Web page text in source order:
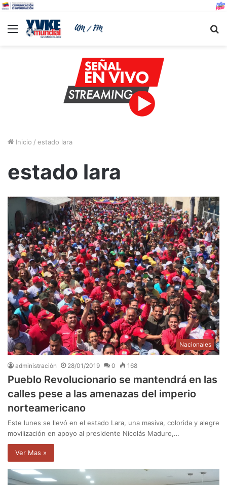
Menu
Inicio / estado lara
estado lara
Nacionales
administración 28/01/2019 0 168
Pueblo Revolucionario se mantendrá en las
calles pese a las amenazas del imperio
norteamericano
Este lunes se llevó en el estado Lara, una masiva, colorida y alegre
movilización en apoyo al presidente Nicolás Maduro,…
Ver Mas »